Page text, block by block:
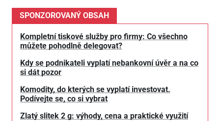
SPONZOROVANÝ OBSAH
Kompletní tiskové služby pro firmy: Co všechno
můžete pohodlně delegovat?
Kdy se podnikateli vyplatí nebankovní úvěr a na co
si dát pozor
Komodity, do kterých se vyplatí investovat.
Podívejte se, co si vybrat
Zlatý slitek 2 g: výhody, cena a praktické využití